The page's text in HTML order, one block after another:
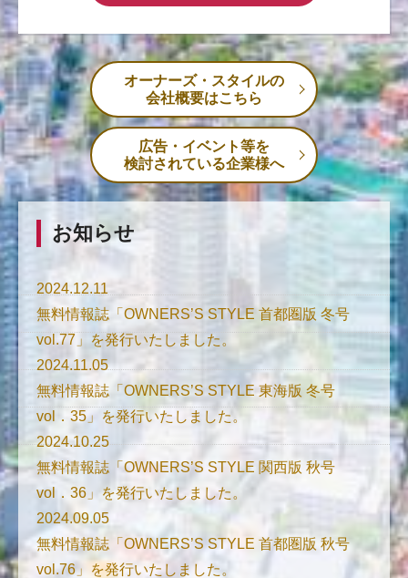
オーナーズ・スタイルの
会社概要はこちら
広告・イベント等を
検討されている企業様へ
お知らせ
2024.12.11
無料情報誌「OWNERS’S STYLE 首都圏版 冬号
vol.77」を発行いたしました。
2024.11.05
無料情報誌「OWNERS’S STYLE 東海版 冬号
vol．35」を発行いたしました。
2024.10.25
無料情報誌「OWNERS’S STYLE 関西版 秋号
vol．36」を発行いたしました。
2024.09.05
無料情報誌「OWNERS’S STYLE 首都圏版 秋号
vol.76」を発行いたしました。